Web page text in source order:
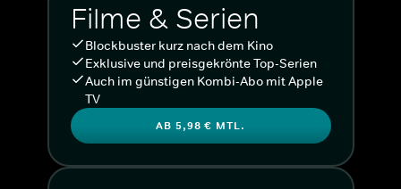
Filme & Serien
Blockbuster kurz nach dem Kino
Exklusive und preisgekrönte Top-Serien
Auch im günstigen Kombi-Abo mit Apple
TV
AB 5,98 € MTL.